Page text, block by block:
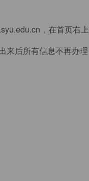
，在首页右上
来后所有信息不再办理